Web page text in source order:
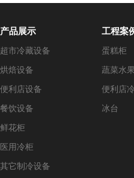
产品展示
超市冷藏设备
烘焙设备
便利店设备
餐饮设备
鲜花柜
医用冷柜
其它制冷设备
工程案
蛋糕柜
蔬菜水
便利店
冰台